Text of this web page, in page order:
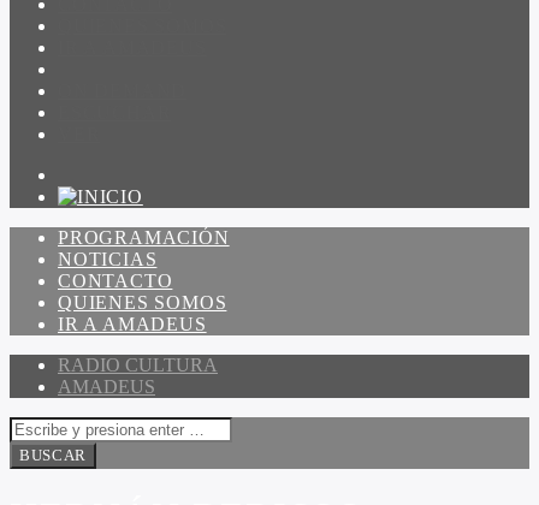
PROGRAMACIÓN
NOTICIAS
CONTACTO
QUIENES SOMOS
IR A AMADEUS
RADIO CULTURA
AMADEUS